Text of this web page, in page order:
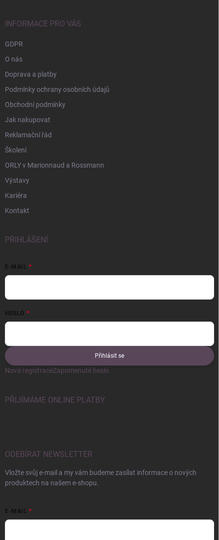
INFORMACE PRO VÁS
GDPR
O nás
Doprava a platby
Podmínky ochrany osobních údajů
Obchodní podmínky
Jak nakupovat
Reklamační řád
Školení
ORLY v Marionnaud a Rossmann
Výstavy
Kariéra
Kontakt
PŘIHLÁŠENÍ
E-MAIL
HESLO
Přihlásit se
Nová registraceZapomenuté heslo
PŘIJÍMÁME ONLINE PLATBY
ODEBÍRAT NEWSLETTER
Vložte svůj e-mail a my vám budeme zasílat informace o nových
produktech na našem e-shopu.
E-MAIL